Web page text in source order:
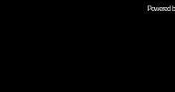
Powered